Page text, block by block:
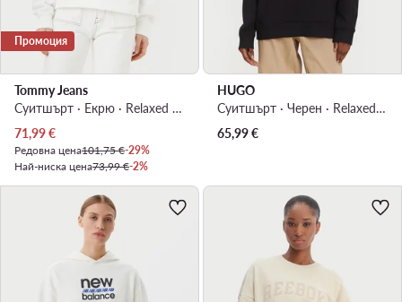
Промоция
Tommy Jeans
Суитшърт · Екрю · Relaxed Fit
Актуална цена
71,99€
Редовна цена101,75 €-29%
Най-ниска цена73,99 €-2%
HUGO
Суитшърт · Черен · Relaxed Fit
65,99€